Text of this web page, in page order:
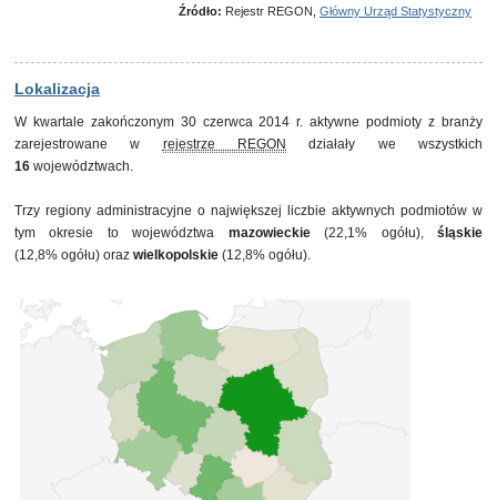
30 czerwca 2013
145
30 września 2013
31 marca 2014
159
30 czerwca 2014
172
Źródło: Rejestr REGON, Główny Urząd Statystyczny
Lokalizacja
W kwartale zakończonym 30 czerwca 2014 r. aktywne podmioty z branży
zarejestrowane w rejestrze REGON
działały we wszystkich
16 województwach.
Trzy regiony administracyjne o największej liczbie aktywnych podmiotów w
tym okresie to województwa mazowieckie(22,1% ogółu),śląskie
(12,8% ogółu) oraz wielkopolskie (12,8% ogółu).